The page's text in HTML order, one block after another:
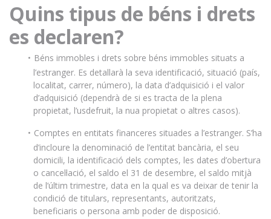
Quins tipus de béns i drets
es declaren?
Béns immobles i drets sobre béns immobles situats a
l’estranger. Es detallarà la seva identificació, situació (país,
localitat, carrer, número), la data d’adquisició i el valor
d’adquisició (dependrà de si es tracta de la plena
propietat, l’usdefruit, la nua propietat o altres casos).
Comptes en entitats financeres situades a l’estranger. S’ha
d’incloure la denominació de l’entitat bancària, el seu
domicili, la identificació dels comptes, les dates d’obertura
o cancel·lació, el saldo el 31 de desembre, el saldo mitjà
de l’últim trimestre, data en la qual es va deixar de tenir la
condició de titulars, representants, autoritzats,
beneficiaris o persona amb poder de disposició.